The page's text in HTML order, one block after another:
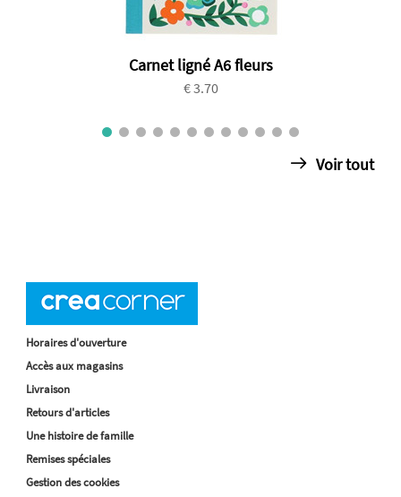
Carnet ligné A6 fleurs
€ 3.70
Voir tout
Horaires d'ouverture
Accès aux magasins
Livraison
Retours d'articles
Une histoire de famille
Remises spéciales
Gestion des cookies